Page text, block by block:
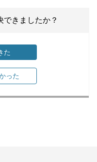
できましたか？
た
った